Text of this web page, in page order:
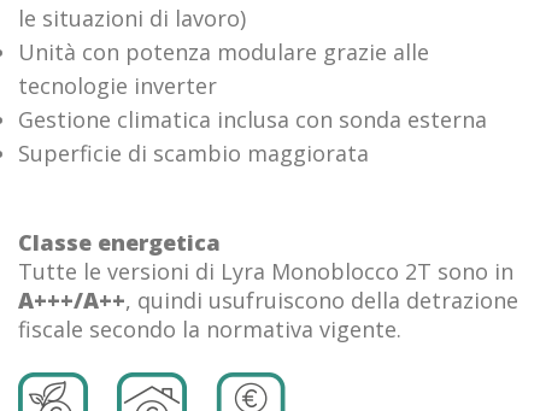
le situazioni di lavoro)
Unità con potenza modulare grazie alle
tecnologie inverter
Gestione climatica inclusa con sonda esterna
Superficie di scambio maggiorata
Classe energetica
Tutte le versioni di Lyra Monoblocco 2T sono in
A+++/A++, quindi usufruiscono della detrazione
fiscale secondo la normativa vigente.